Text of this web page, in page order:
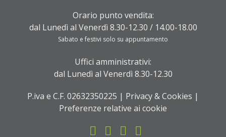
Orario punto vendita:
dal Lunedì al Venerdì 8.30-12.30 / 14.00-18.00
Sabato e festivi solo su appuntamento
Uffici amministrativi:
dal Lunedì al Venerdì 8.30-12.30
P.iva e C.F. 02632350225 | Privacy & Cookies |
Preferenze relative ai cookie